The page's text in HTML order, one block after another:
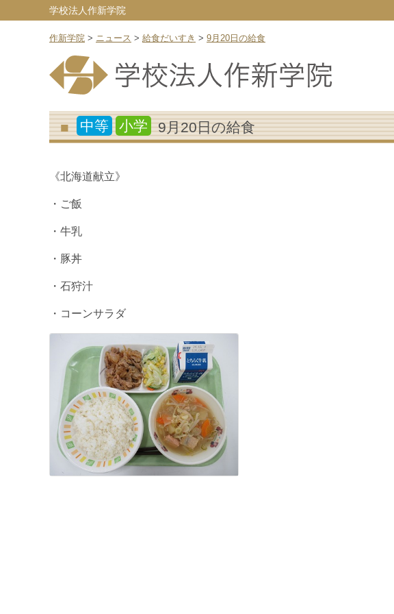
学校法人作新学院
作新学院 > ニュース > 給食だいすき > 9月20日の給食
中等 小学 9月20日の給食
《北海道献立》
・ご飯
・牛乳
・豚丼
・石狩汁
・コーンサラダ